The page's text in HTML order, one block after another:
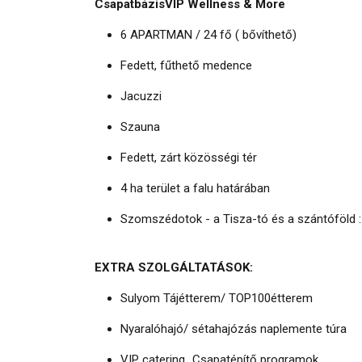
CsapatbázisVIP Wellness & More
6 APARTMAN / 24 fő ( bővíthető)
Fedett, fűthető medence
Jacuzzi
Szauna
Fedett, zárt közösségi tér
4 ha terület a falu határában
Szomszédotok - a Tisza-tó és a szántóföld
EXTRA SZOLGÁLTATÁSOK:
Sulyom Tájétterem/ TOP100étterem
Nyaralóhajó/ sétahajózás naplemente túra